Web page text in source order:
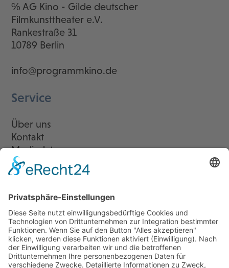
℅ AG Kino - Gilde deutscher
Filmkunsttheater e.V.
Rankestraße 31
10789 Berlin
info@programmkino.de
Service
Über uns
Kontakt
Mediadaten
Newsletter
LogIn
Legal
Impressum
Datenschutzerklärung
Cookie-Einstellungen